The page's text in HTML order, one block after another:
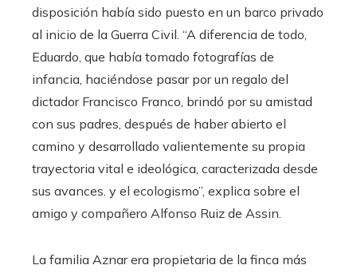
disposición había sido puesto en un barco privado
al inicio de la Guerra Civil. “A diferencia de todo,
Eduardo, que había tomado fotografías de
infancia, haciéndose pasar por un regalo del
dictador Francisco Franco, brindó por su amistad
con sus padres, después de haber abierto el
camino y desarrollado valientemente su propia
trayectoria vital e ideológica, caracterizada desde
sus avances. y el ecologismo”, explica sobre el
amigo y compañero Alfonso Ruiz de Assin.
La familia Aznar era propietaria de la finca más